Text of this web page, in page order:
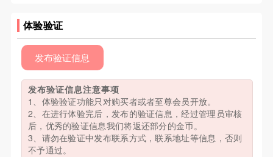
体验验证
发布验证信息
发布验证信息注意事项
1、体验验证功能只对购买者或者至尊会员开放。
2、在进行体验完后，发布的验证信息，经过管理员审核
后，优秀的验证信息我们将返还部分的金币。
3、请勿在验证中发布联系方式，联系地址等信息，否则
不予通过。